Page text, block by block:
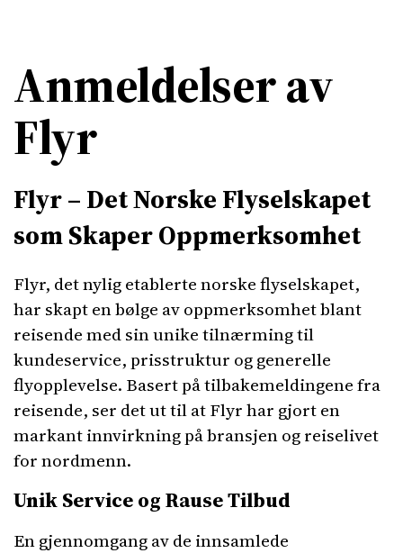
Anmeldelser av
Flyr
Flyr – Det Norske Flyselskapet
som Skaper Oppmerksomhet
Flyr, det nylig etablerte norske flyselskapet,
har skapt en bølge av oppmerksomhet blant
reisende med sin unike tilnærming til
kundeservice, prisstruktur og generelle
flyopplevelse. Basert på tilbakemeldingene fra
reisende, ser det ut til at Flyr har gjort en
markant innvirkning på bransjen og reiselivet
for nordmenn.
Unik Service og Rause Tilbud
En gjennomgang av de innsamlede